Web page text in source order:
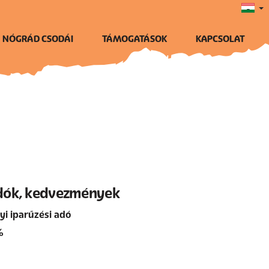
NÓGRÁD CSODÁI TÁMOGATÁSOK KAPCSOLAT
kedvezmények
iparűzési adó